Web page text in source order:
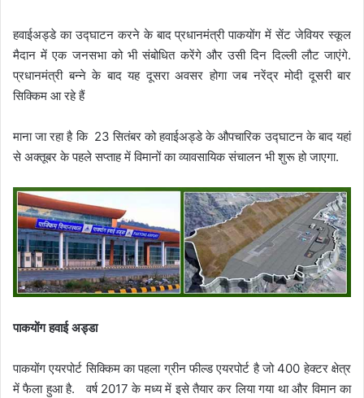
हवाईअड्डे का उद्घाटन करने के बाद प्रधानमंत्री पाकयोंग में सेंट जेवियर स्कूल
मैदान में एक जनसभा को भी संबोधित करेंगे और उसी दिन दिल्ली लौट जाएंगे.
प्रधानमंत्री बन्ने के बाद यह दूसरा अवसर होगा जब नरेंद्र मोदी दूसरी बार
सिक्किम आ रहे हैं
माना जा रहा है कि 23 सितंबर को हवाईअड्डे के औपचारिक उद्घाटन के बाद यहां
से अक्तूबर के पहले सप्ताह में विमानों का व्यावसायिक संचालन भी शुरू हो जाएगा.
पाकयोंग हवाई अड्डा
पाकयोंग एयरपोर्ट सिक्किम का पहला ग्रीन फील्ड एयरपोर्ट है जो 400 हेक्टर क्षेत्र
में फैला हुआ है. वर्ष 2017 के मध्य में इसे तैयार कर लिया गया था और विमान का